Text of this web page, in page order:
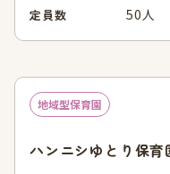
定員数 50人
地域型保育園
ハンニシゆとり保育